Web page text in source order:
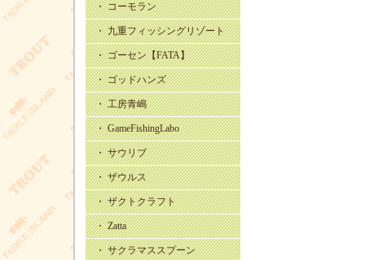
・ コーモラン
・ 九重フィッシングリゾート
・ ゴーセン【FATA】
・ ゴッドハンズ
・ 工房青嶋
・ GameFishingLabo
・ サウリブ
・ ザウルス
・ ザクトクラフト
・ Zatta
・ サクラマススプーン